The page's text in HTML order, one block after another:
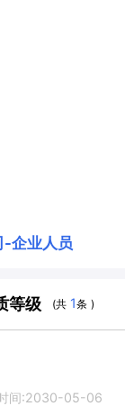
-企业人员
等级 (共 1条 )
间:2030-05-06